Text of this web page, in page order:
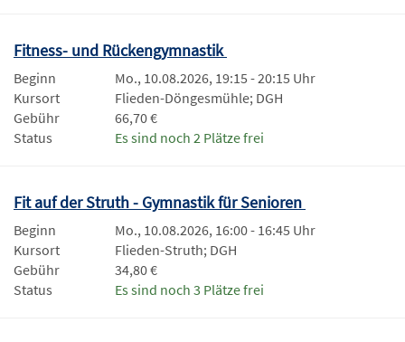
Fitness- und Rückengymnastik
Beginn
Mo., 10.08.2026, 19:15 - 20:15 Uhr
Kursort
Flieden-Döngesmühle; DGH
Gebühr
66,70 €
Status
Es sind noch 2 Plätze frei
Fit auf der Struth - Gymnastik für Senioren
Beginn
Mo., 10.08.2026, 16:00 - 16:45 Uhr
Kursort
Flieden-Struth; DGH
Gebühr
34,80 €
Status
Es sind noch 3 Plätze frei